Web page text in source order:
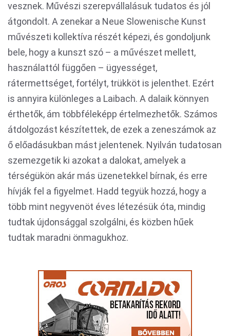
vesznek. Művészi szerepvállalásuk tudatos és jól
átgondolt. A zenekar a Neue Slowenische Kunst
művészeti kollektíva részét képezi, és gondoljunk
bele, hogy a kunszt szó – a művészet mellett,
használattól függően – ügyességet,
rátermettséget, fortélyt, trükköt is jelenthet. Ezért
is annyira különleges a Laibach. A dalaik könnyen
érthetők, ám többféleképp értelmezhetők. Számos
átdolgozást készítettek, de ezek a zeneszámok az
ő előadásukban mást jelentenek. Nyilván tudatosan
szemezgetik ki azokat a dalokat, amelyek a
térségükön akár más üzenetekkel bírnak, és erre
hívják fel a figyelmet. Hadd tegyük hozzá, hogy a
több mint negyvenöt éves létezésük óta, mindig
tudtak újdonsággal szolgálni, és közben hűek
tudtak maradni önmagukhoz.